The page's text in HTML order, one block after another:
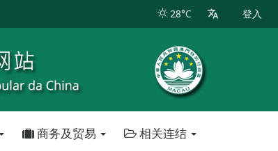
28°C 登入
商务及贸易 相关连结